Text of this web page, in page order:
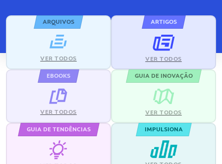
ARQUIVOS
VER TODOS
ARTIGOS
VER TODOS
EBOOKS
VER TODOS
GUIA DE INOVAÇÃO
VER TODOS
GUIA DE TENDÊNCIAS IMPULSIONA